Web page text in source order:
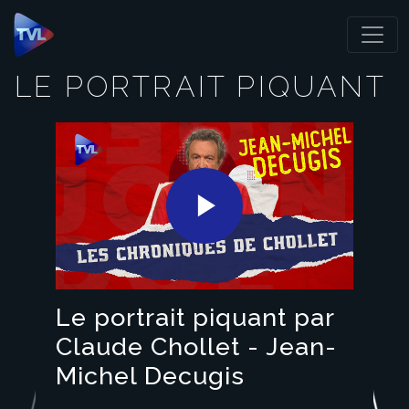
Panneau de gestion des cookies
LE PORTRAIT PIQUANT
Play
Video
Le portrait piquant par
Claude Chollet - Jean-
Michel Decugis